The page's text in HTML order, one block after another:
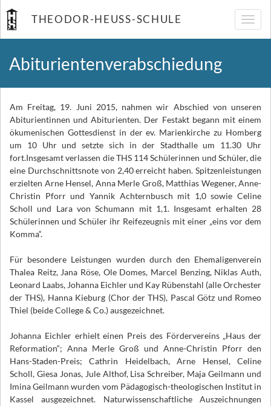
THEODOR-HEUSS-SCHULE
Abiturientenverabschiedung
Am Freitag, 19. Juni 2015, nahmen wir Abschied von unseren
Abiturientinnen und Abiturienten. Der Festakt begann mit einem
ökumenischen Gottesdienst in der ev. Marienkirche zu Homberg
um 10 Uhr und setzte sich in der Stadthalle um 11.30 Uhr
fort.Insgesamt verlassen die THS 114 Schülerinnen und Schüler, die
eine Durchschnittsnote von 2,40 erreicht haben. Spitzenleistungen
erzielten Arne Hensel, Anna Merle Groß, Matthias Wegener, Anne-
Christin Pforr und Yannik Achternbusch mit 1,0 sowie Celine
Scholl und Lara von Schumann mit 1,1. Insgesamt erhalten 28
Schülerinnen und Schüler ihr Reifezeugnis mit einer „eins vor dem
Komma“.
Für besondere Leistungen wurden durch den Ehemaligenverein
Thalea Reitz, Jana Röse, Ole Domes, Marcel Benzing, Niklas Auth,
Leonard Laabs, Johanna Eichler und Kay Rübenstahl (alle Orchester
der THS), Hanna Kieburg (Chor der THS), Pascal Götz und Romeo
Thiel (beide College & Co.) ausgezeichnet.
Johanna Eichler erhielt einen Preis des Fördervereins „Haus der
Reformation“; Anna Merle Groß und Anne-Christin Pforr den
Hans-Staden-Preis; Cathrin Heidelbach, Arne Hensel, Celine
Scholl, Giesa Jonas, Jule Althof, Lisa Schreiber, Maja Geilmann und
Imina Geilmann wurden vom Pädagogisch-theologischen Institut in
Kassel ausgezeichnet. Naturwissenschaftliche Auszeichnungen